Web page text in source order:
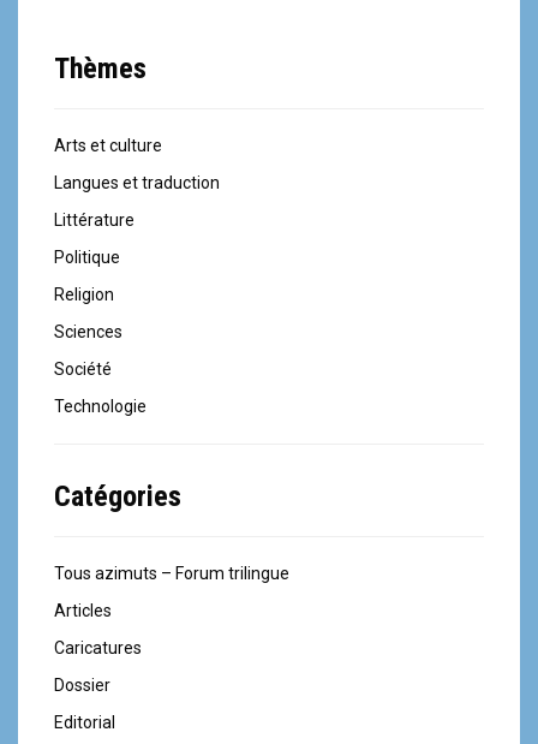
Thèmes
Arts et culture
Langues et traduction
Littérature
Politique
Religion
Sciences
Société
Technologie
Catégories
Tous azimuts – Forum trilingue
Articles
Caricatures
Dossier
Editorial